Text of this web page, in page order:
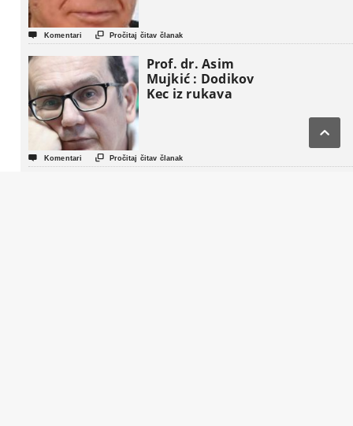
 Komentari  Pročitaj čitav članak
Prof. dr. Asim
Mujkić : Dodikov
Kec iz rukava
 Komentari  Pročitaj čitav članak
